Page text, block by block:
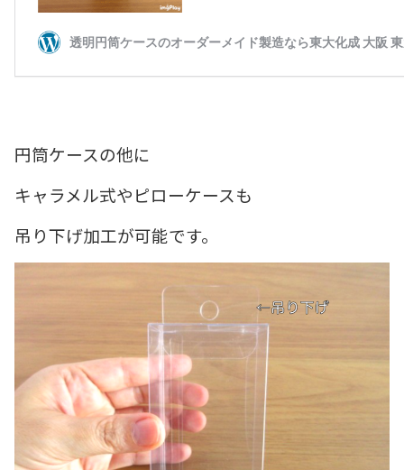
円筒ケースの他に
キャラメル式やピローケースも
吊り下げ加工が可能です。